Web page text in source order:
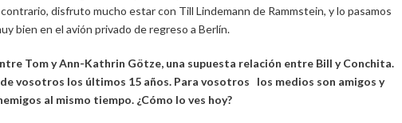
disfruto mucho estar con Till Lindemann de Rammstein, y lo pasamos
bien en el avión privado de regreso a Berlín.
Tom y Ann-Kathrin Götze, una supuesta relación entre Bill y Conchita.
vosotros los últimos 15 años. Para vosotros los medios son amigos y
al mismo tiempo. ¿Cómo lo ves hoy?